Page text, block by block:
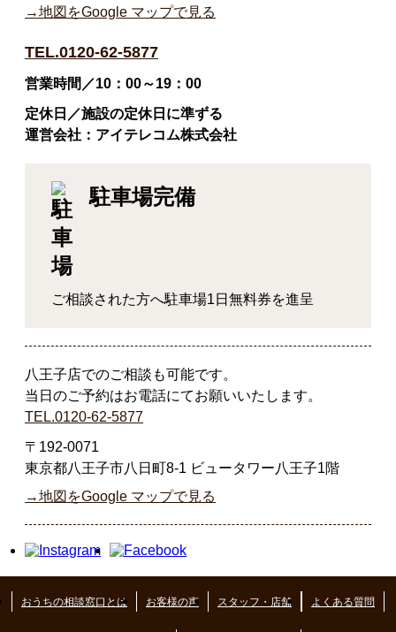
→地図をGoogle マップで見る
TEL.0120-62-5877
営業時間／10：00～19：00
定休日／施設の定休日に準ずる
運営会社：アイテレコム株式会社
駐車場完備
ご相談された方へ駐車場1日無料券を進呈
八王子店でのご相談も可能です。
当日のご予約はお電話にてお願いいたします。
TEL.0120-62-5877
〒192-0071
東京都八王子市八日町8-1 ビュータワー八王子1階
→地図をGoogle マップで見る
おうちの相談窓口とは お客様の声 スタッフ・店舗 よくある質問